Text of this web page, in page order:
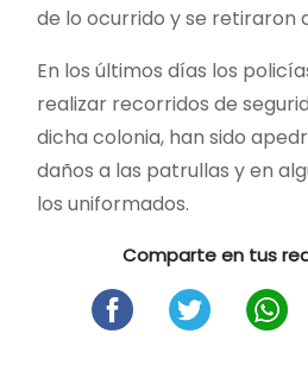
de lo ocurrido y se retiraron
En los últimos días los
realizar recorridos de
dicha colonia, han sido
daños a las patrullas y en
los uniformados.
Comparte en tus